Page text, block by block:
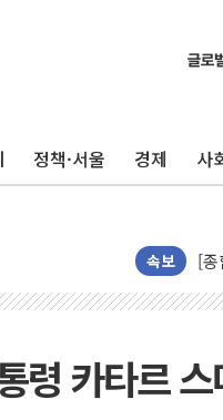
정책·서울 경제 사
속보
트
美
美
령 카타르